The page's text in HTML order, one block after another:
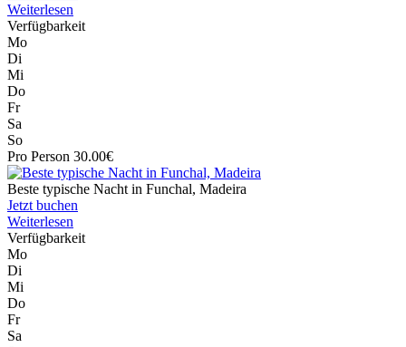
Weiterlesen
Verfügbarkeit
Mo
Di
Mi
Do
Fr
Sa
So
Pro Person 30.00€
Beste typische Nacht in Funchal, Madeira
Jetzt buchen
Weiterlesen
Verfügbarkeit
Mo
Di
Mi
Do
Fr
Sa